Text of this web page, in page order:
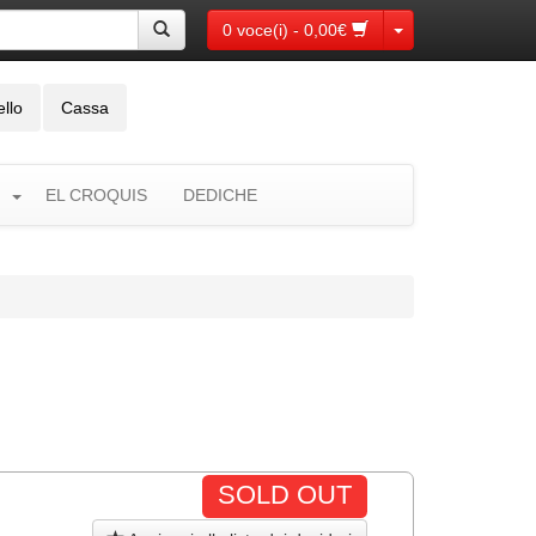
0 voce(i) - 0,00€ Toggle Dropdown
Cassa
EL CROQUIS DEDICHE
SOLD OUT